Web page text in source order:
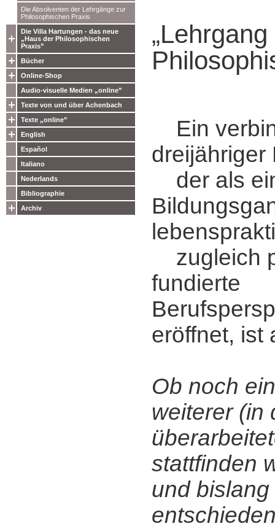
Die Absolventen der Lehrgänge zur
Philosophischen Praxis
Die Villa Hartungen - das neue
„Haus der Philosophischen
Praxis”
Bücher
Online-Shop
Audio-visuelle Medien „online”
Texte von und über Achenbach
Texte „online”
English
Español
Italiano
Nederlands
Bibliographie
Archiv
Ein
dreijähriger
der als
zugleich
fundierte
eröffnet, ist
Ob noch
weiterer (in
stattfinden
und